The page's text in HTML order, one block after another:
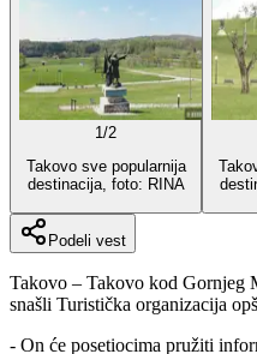
1 /2
Takovo sve popularnija
destinacija, foto: RINA
Podeli vest
Takovo – Takovo kod Gornjeg
snašli Turistička organizacija
- On će posetiocima pružiti